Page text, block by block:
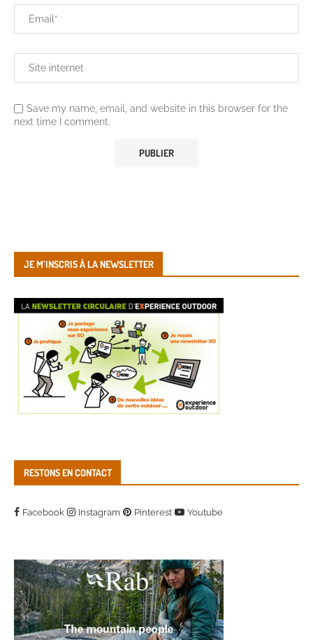
Save my name, email, and website in this browser for the
next time I comment.
JE M’INSCRIS À LA NEWSLETTER
RESTONS EN CONTACT
Facebook Instagram Pinterest Youtube